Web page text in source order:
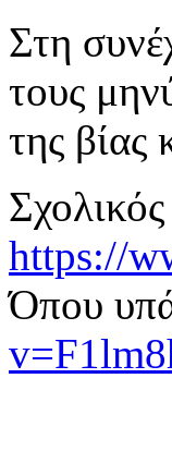
Στη
τους
της
https://
Όπου